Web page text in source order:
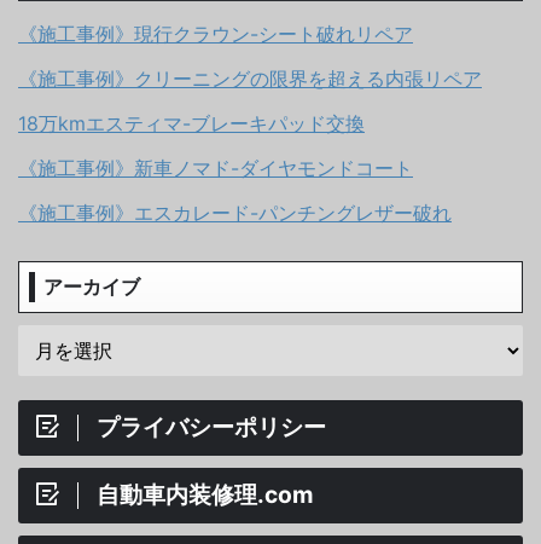
《施工事例》現行クラウン-シート破れリペア
《施工事例》クリーニングの限界を超える内張リペア
18万kmエスティマ-ブレーキパッド交換
《施工事例》新車ノマド-ダイヤモンドコート
《施工事例》エスカレード-パンチングレザー破れ
アーカイブ
プライバシーポリシー
自動車内装修理.com